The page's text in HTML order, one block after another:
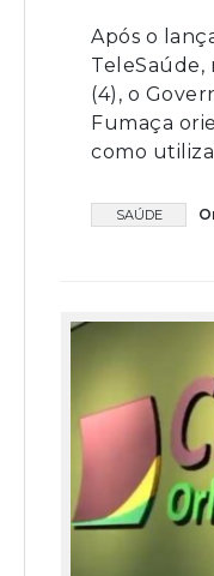
Após o
TeleSaúde,
(4), o
Fumaça
como
SAÚDE